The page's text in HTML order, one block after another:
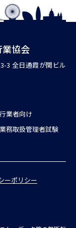
協会
3 全日通霞が関ビル
業者向け
務取扱管理者試験
ーポリシー